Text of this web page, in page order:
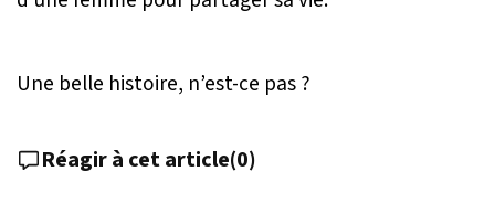
Une belle histoire, n’est-ce pas ?
Réagir à cet article(0)